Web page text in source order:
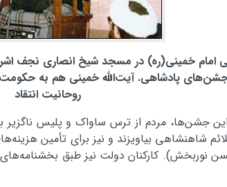
امام خمینی(ره) در مسجد شیخ انصاری نجف
پادشاهی. آیت‌الله خمینی هم به
روحانیت انتقاد
جشن‌ها، مردم از ترس ساواک و پلیس ناگزیر
شاهنشاهی بیاویزند و نیز برای تأمین
نوربخش). کارکنان دولت نیز طبق